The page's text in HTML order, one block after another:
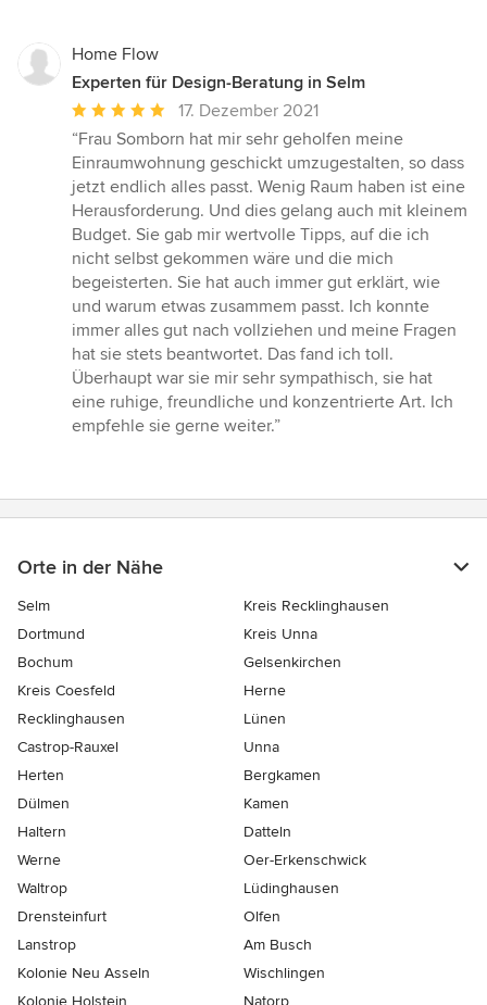
Home Flow
Experten für Design-Beratung in Selm
Durchschnittliche
Bewertung:
5
von
5
Sternen
17. Dezember 2021
“Frau Somborn hat mir sehr geholfen meine
Einraumwohnung geschickt umzugestalten, so dass
jetzt endlich alles passt. Wenig Raum haben ist eine
Herausforderung. Und dies gelang auch mit kleinem
Budget. Sie gab mir wertvolle Tipps, auf die ich
nicht selbst gekommen wäre und die mich
begeisterten. Sie hat auch immer gut erklärt, wie
und warum etwas zusammem passt. Ich konnte
immer alles gut nach vollziehen und meine Fragen
hat sie stets beantwortet. Das fand ich toll.
Überhaupt war sie mir sehr sympathisch, sie hat
eine ruhige, freundliche und konzentrierte Art. Ich
empfehle sie gerne weiter.”
Orte in der Nähe
Selm
Kreis Recklinghausen
Dortmund
Kreis Unna
Bochum
Gelsenkirchen
Kreis Coesfeld
Herne
Recklinghausen
Lünen
Castrop-Rauxel
Unna
Herten
Bergkamen
Dülmen
Kamen
Haltern
Datteln
Werne
Oer-Erkenschwick
Waltrop
Lüdinghausen
Drensteinfurt
Olfen
Lanstrop
Am Busch
Kolonie Neu Asseln
Wischlingen